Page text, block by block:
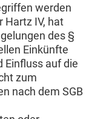
werden
Hartz IV, hat
des §
Einkünfte
Einfluss auf die
zum
nach dem SGB